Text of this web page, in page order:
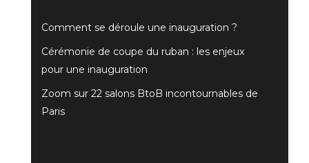
Comment se déroule une inauguration ?
Cérémonie de coupe du ruban : les enjeux
pour une inauguration
Zoom sur 22 salons BtoB incontournables de
Paris